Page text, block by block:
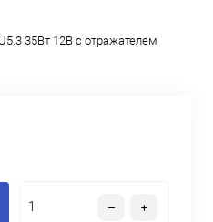
35Вт 12B с отражателем